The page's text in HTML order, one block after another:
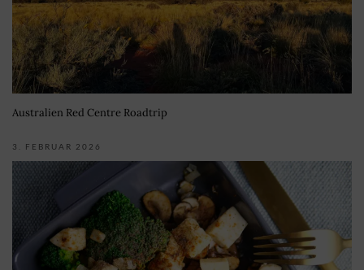
Australien Red Centre Roadtrip
3. FEBRUAR 2026